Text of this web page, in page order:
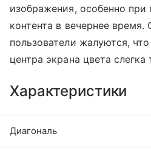
изображения, особенно при
контента в вечернее
пользователи жалуются,
центра экрана цвета
Характеристики
Диагональ